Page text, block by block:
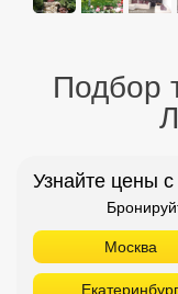
Подбор
Узнайте цены
Москва
Екатеринбург